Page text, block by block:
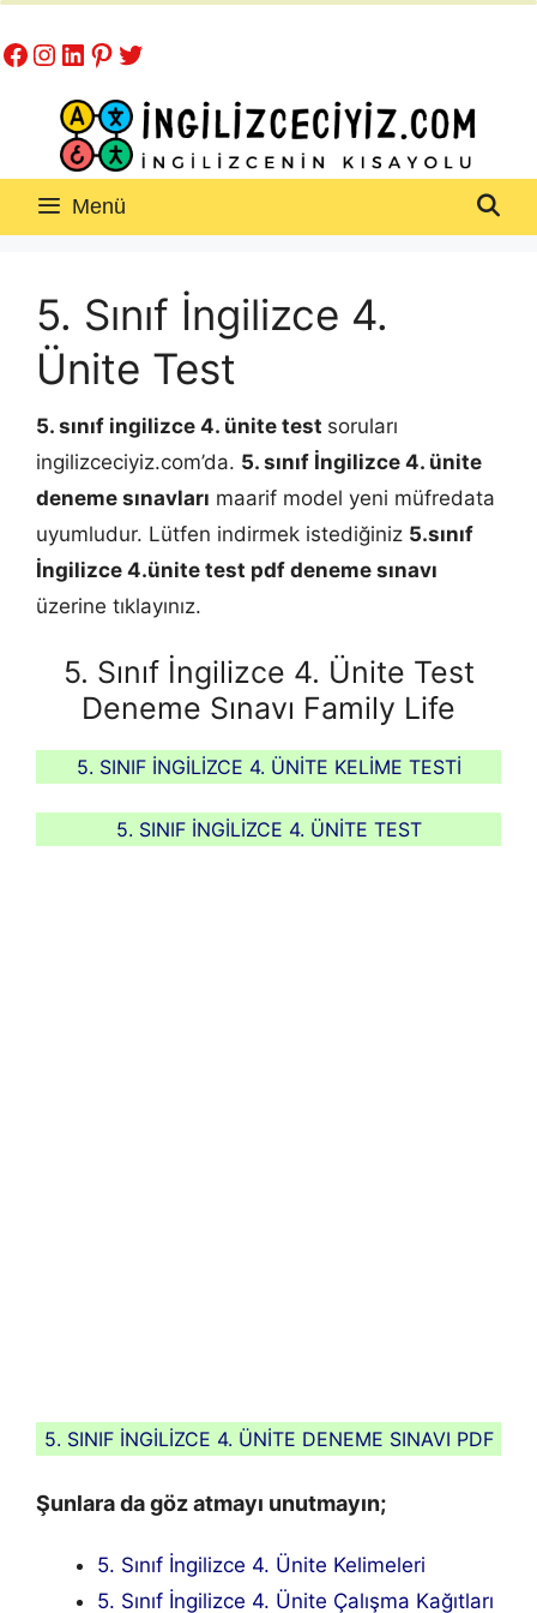
atla
Facebook
Instagram
LinkedIn
Pinterest
Twitter
Menü
5. Sınıf İngilizce 4.
Ünite Test
5. sınıf ingilizce 4. ünite test soruları
ingilizceciyiz.com’da. 5. sınıf İngilizce 4. ünite
deneme sınavları maarif model yeni müfredata
uyumludur. Lütfen indirmek istediğiniz 5.sınıf
İngilizce 4.ünite test pdf deneme sınavı
üzerine tıklayınız.
5. Sınıf İngilizce 4. Ünite Test
Deneme Sınavı Family Life
5. SINIF İNGİLİZCE 4. ÜNİTE KELİME TESTİ
5. SINIF İNGİLİZCE 4. ÜNİTE TEST
5. SINIF İNGİLİZCE 4. ÜNİTE DENEME SINAVI PDF
Şunlara da göz atmayı unutmayın;
5. Sınıf İngilizce 4. Ünite Kelimeleri
5. Sınıf İngilizce 4. Ünite Çalışma Kağıtları